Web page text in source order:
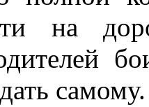
на
самому.